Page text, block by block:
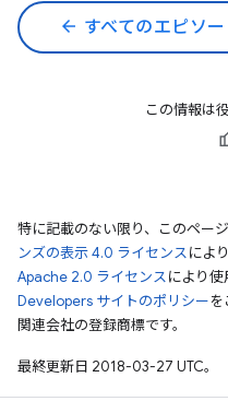
arrow_back すべてのエピソ
この情報は
特に記載のない限り、このペー
ンズの表示 4.0 ライセンスによ
Apache 2.0 ライセンスにより使
Developers サイトのポリシー
関連会社の登録商標です。
最終更新日 2018-03-27 UTC。